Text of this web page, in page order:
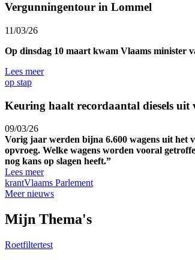
Vergunningentour in Lommel
11/03/26
Op dinsdag 10 maart kwam Vlaams minister
Lees meer
op stap
Keuring haalt recordaan­tal diesels uit
09/03/26
Vorig jaar werden bijna 6.600 wagens uit het
opvroeg. Welke wagens worden vooral
nog kans op slagen heeft.”
Lees meer
krantVlaams Parlement
Meer nieuws
Mijn Thema's
Roetfiltertest